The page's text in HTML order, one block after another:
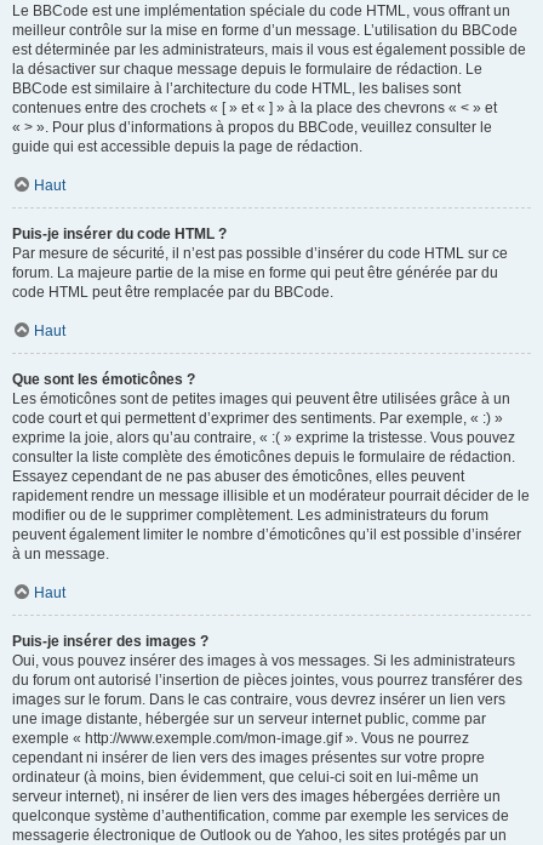
Le BBCode est une implémentation spéciale du code HTML, vous offrant un
meilleur contrôle sur la mise en forme d’un message. L’utilisation du BBCode
est déterminée par les administrateurs, mais il vous est également possible de
la désactiver sur chaque message depuis le formulaire de rédaction. Le
BBCode est similaire à l’architecture du code HTML, les balises sont
contenues entre des crochets « [ » et « ] » à la place des chevrons « < » et
« > ». Pour plus d’informations à propos du BBCode, veuillez consulter le
guide qui est accessible depuis la page de rédaction.
Haut
Puis-je insérer du code HTML ?
Par mesure de sécurité, il n’est pas possible d’insérer du code HTML sur ce
forum. La majeure partie de la mise en forme qui peut être générée par du
code HTML peut être remplacée par du BBCode.
Haut
Que sont les émoticônes ?
Les émoticônes sont de petites images qui peuvent être utilisées grâce à un
code court et qui permettent d’exprimer des sentiments. Par exemple, « :) »
exprime la joie, alors qu’au contraire, « :( » exprime la tristesse. Vous pouvez
consulter la liste complète des émoticônes depuis le formulaire de rédaction.
Essayez cependant de ne pas abuser des émoticônes, elles peuvent
rapidement rendre un message illisible et un modérateur pourrait décider de le
modifier ou de le supprimer complètement. Les administrateurs du forum
peuvent également limiter le nombre d’émoticônes qu’il est possible d’insérer
à un message.
Haut
Puis-je insérer des images ?
Oui, vous pouvez insérer des images à vos messages. Si les administrateurs
du forum ont autorisé l’insertion de pièces jointes, vous pourrez transférer des
images sur le forum. Dans le cas contraire, vous devrez insérer un lien vers
une image distante, hébergée sur un serveur internet public, comme par
exemple « http://www.exemple.com/mon-image.gif ». Vous ne pourrez
cependant ni insérer de lien vers des images présentes sur votre propre
ordinateur (à moins, bien évidemment, que celui-ci soit en lui-même un
serveur internet), ni insérer de lien vers des images hébergées derrière un
quelconque système d’authentification, comme par exemple les services de
messagerie électronique de Outlook ou de Yahoo, les sites protégés par un